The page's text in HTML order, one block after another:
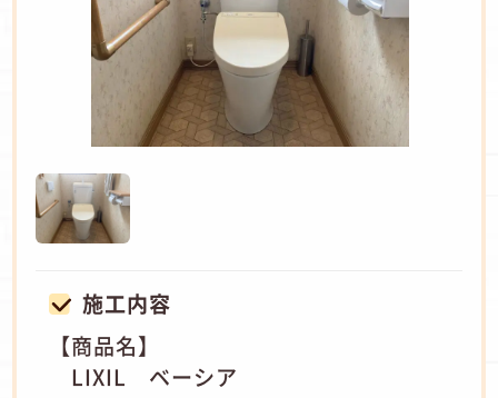
施工内容
【商品名】
LIXIL ベーシア